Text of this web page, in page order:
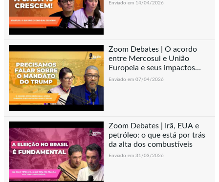
Enviado em 14/04/2026
Zoom Debates | O acordo
entre Mercosul e União
Europeia e seus impactos
para o Brasil
Enviado em 07/04/2026
Zoom Debates | Irã, EUA e
petróleo: o que está por trás
da alta dos combustíveis
Enviado em 31/03/2026